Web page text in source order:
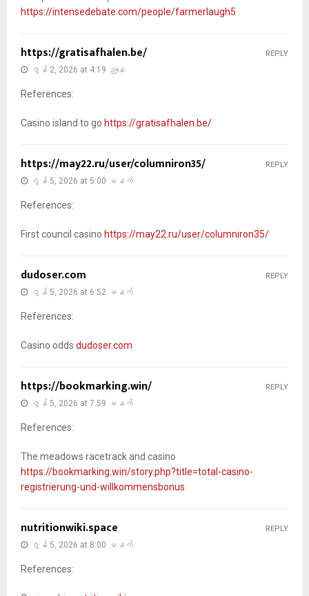
https://intensedebate.com/people/farmerlaugh5
https://gratisafhalen.be/
ဇွန် 2, 2026 at 4:19 ညနေ
References:
Casino island to go https://gratisafhalen.be/
REPLY
https://may22.ru/user/columniron35/
ဇွန် 5, 2026 at 5:00 မနက်
References:
First council casino https://may22.ru/user/columniron35/
REPLY
dudoser.com
ဇွန် 5, 2026 at 6:52 မနက်
References:
Casino odds dudoser.com
REPLY
https://bookmarking.win/
ဇွန် 5, 2026 at 7:59 မနက်
References:
The meadows racetrack and casino
https://bookmarking.win/story.php?title=total-casino-
registrierung-und-willkommensbonus
REPLY
nutritionwiki.space
ဇွန် 5, 2026 at 8:00 မနက်
References:
REPLY